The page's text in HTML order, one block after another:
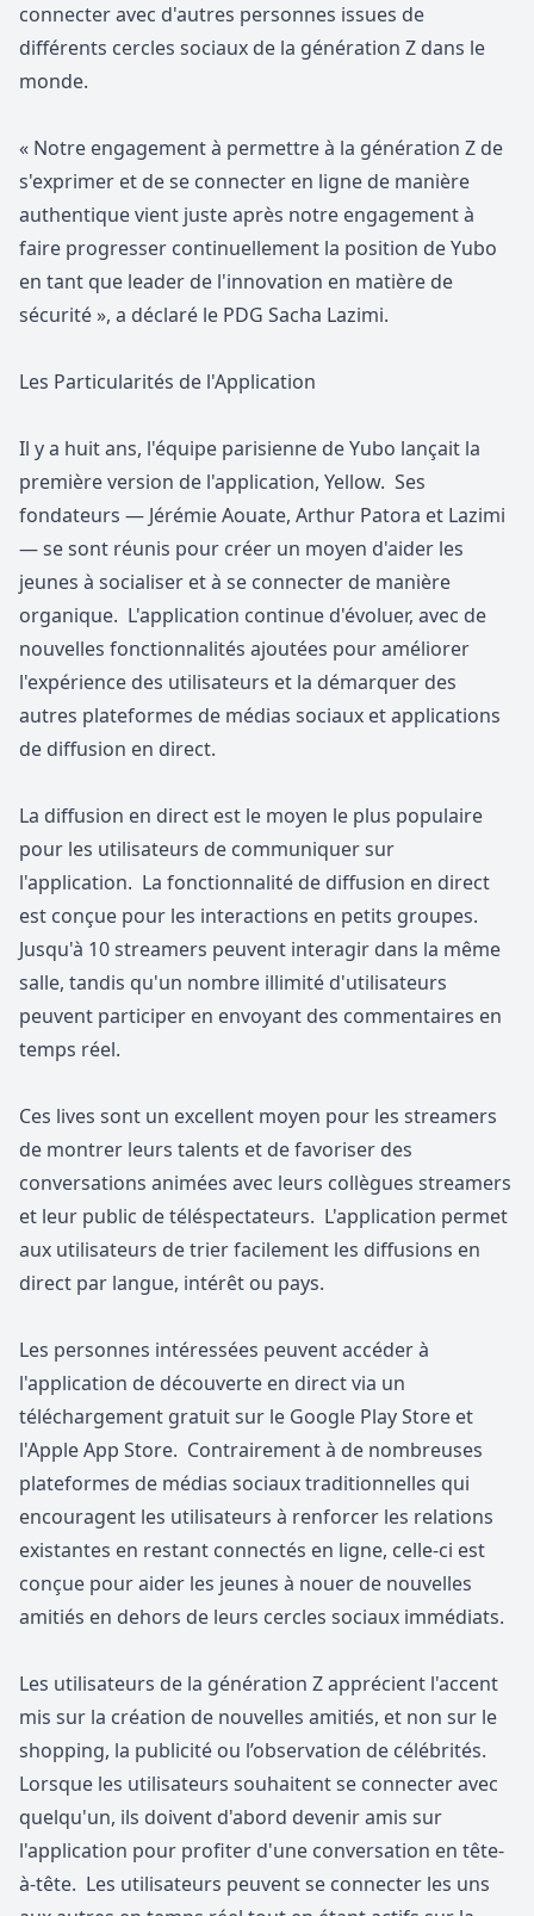
connecter avec d'autres personnes issues de
différents cercles sociaux de la génération Z dans le
monde.
« Notre engagement à permettre à la génération Z de
s'exprimer et de se connecter en ligne de manière
authentique vient juste après notre engagement à
faire progresser continuellement la position de Yubo
en tant que leader de l'innovation en matière de
sécurité », a déclaré le PDG Sacha Lazimi.
Les Particularités de l'Application
Il y a huit ans, l'équipe parisienne de Yubo lançait la
première version de l'application, Yellow. Ses
fondateurs — Jérémie Aouate, Arthur Patora et Lazimi
— se sont réunis pour créer un moyen d'aider les
jeunes à socialiser et à se connecter de manière
organique. L'application continue d'évoluer, avec de
nouvelles fonctionnalités ajoutées pour améliorer
l'expérience des utilisateurs et la démarquer des
autres plateformes de médias sociaux et applications
de diffusion en direct.
La diffusion en direct est le moyen le plus populaire
pour les utilisateurs de communiquer sur
l'application. La fonctionnalité de diffusion en direct
est conçue pour les interactions en petits groupes.
Jusqu'à 10 streamers peuvent interagir dans la même
salle, tandis qu'un nombre illimité d'utilisateurs
peuvent participer en envoyant des commentaires en
temps réel.
Ces lives sont un excellent moyen pour les streamers
de montrer leurs talents et de favoriser des
conversations animées avec leurs collègues streamers
et leur public de téléspectateurs. L'application permet
aux utilisateurs de trier facilement les diffusions en
direct par langue, intérêt ou pays.
Les personnes intéressées peuvent accéder à
l'application de découverte en direct via un
téléchargement gratuit sur le Google Play Store et
l'Apple App Store. Contrairement à de nombreuses
plateformes de médias sociaux traditionnelles qui
encouragent les utilisateurs à renforcer les relations
existantes en restant connectés en ligne, celle-ci est
conçue pour aider les jeunes à nouer de nouvelles
amitiés en dehors de leurs cercles sociaux immédiats.
Les utilisateurs de la génération Z apprécient l'accent
mis sur la création de nouvelles amitiés, et non sur le
shopping, la publicité ou l’observation de célébrités.
Lorsque les utilisateurs souhaitent se connecter avec
quelqu'un, ils doivent d'abord devenir amis sur
l'application pour profiter d'une conversation en tête-
à-tête. Les utilisateurs peuvent se connecter les uns